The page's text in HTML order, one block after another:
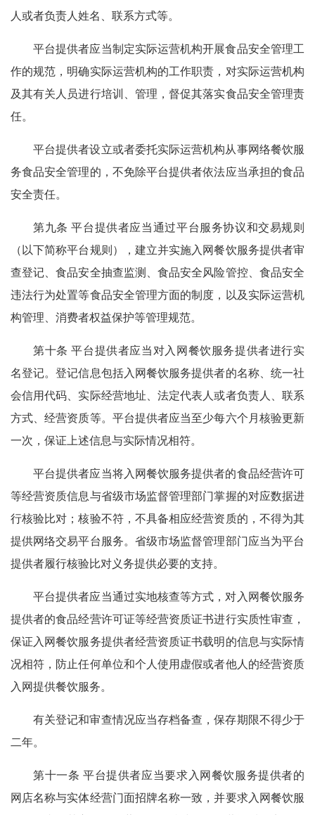
人或者负责人姓名、联系方式等。
平台提供者应当制定实际运营机构开展食品安全管理工
作的规范，明确实际运营机构的工作职责，对实际运营机构
及其有关人员进行培训、管理，督促其落实食品安全管理责
任。
平台提供者设立或者委托实际运营机构从事网络餐饮服
务食品安全管理的，不免除平台提供者依法应当承担的食品
安全责任。
第九条 平台提供者应当通过平台服务协议和交易规则
（以下简称平台规则），建立并实施入网餐饮服务提供者审
查登记、食品安全抽查监测、食品安全风险管控、食品安全
违法行为处置等食品安全管理方面的制度，以及实际运营机
构管理、消费者权益保护等管理规范。
第十条 平台提供者应当对入网餐饮服务提供者进行实
名登记。登记信息包括入网餐饮服务提供者的名称、统一社
会信用代码、实际经营地址、法定代表人或者负责人、联系
方式、经营资质等。平台提供者应当至少每六个月核验更新
一次，保证上述信息与实际情况相符。
平台提供者应当将入网餐饮服务提供者的食品经营许可
等经营资质信息与省级市场监督管理部门掌握的对应数据进
行核验比对；核验不符，不具备相应经营资质的，不得为其
提供网络交易平台服务。省级市场监督管理部门应当为平台
提供者履行核验比对义务提供必要的支持。
平台提供者应当通过实地核查等方式，对入网餐饮服务
提供者的食品经营许可证等经营资质证书进行实质性审查，
保证入网餐饮服务提供者经营资质证书载明的信息与实际情
况相符，防止任何单位和个人使用虚假或者他人的经营资质
入网提供餐饮服务。
有关登记和审查情况应当存档备查，保存期限不得少于
二年。
第十一条 平台提供者应当要求入网餐饮服务提供者的
网店名称与实体经营门面招牌名称一致，并要求入网餐饮服